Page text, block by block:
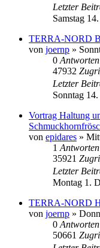
Letzter
Samstag
TERRA-NORD
von joernp »
0 Antworten
47932
Letzter
Sonntag
Vortrag Haltung
von epidares »
1 Antworten
35921
Letzter
Montag 1.
TERRA-NORD
von joernp »
0 Antworten
50661